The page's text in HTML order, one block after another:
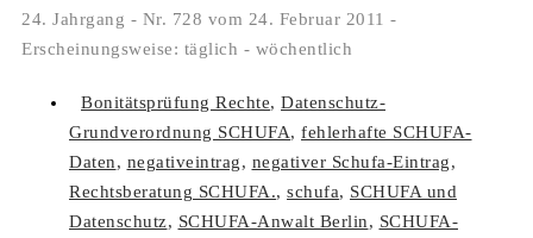
24. Jahrgang - Nr. 728 vom 24. Februar 2011 -
Erscheinungsweise: täglich - wöchentlich
Bonitätsprüfung Rechte, Datenschutz-
Grundverordnung SCHUFA, fehlerhafte SCHUFA-
Daten, negativeintrag, negativer Schufa-Eintrag,
Rechtsberatung SCHUFA., schufa, SCHUFA und
Datenschutz, SCHUFA-Anwalt Berlin, SCHUFA-